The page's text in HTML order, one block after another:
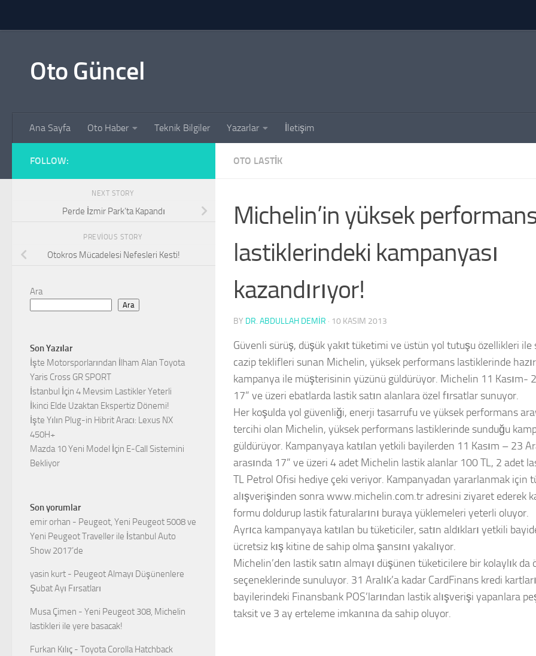
Oto Güncel
Ana Sayfa Oto Haber Teknik Bilgiler Yazarlar İletişim
OTO LASTIK
Michelin’in yüksek
lastiklerindeki kampanyası
kazandırıyor!
BY DR. ABDULLAH DEMİR · 10 KASIM 2013
Güvenli sürüş, düşük yakıt tüketimi ve üstün yol tutuşu özellikleri ile
cazip teklifleri sunan Michelin, yüksek performans lastiklerinde
kampanya ile müşterisinin yüzünü güldürüyor. Michelin 11 Kasım-
17” ve üzeri ebatlarda lastik satın alanlara özel fırsatlar sunuyor.
Her koşulda yol güvenliği, enerji tasarrufu ve yüksek performans
tercihi olan Michelin, yüksek performans lastiklerinde sunduğu
güldürüyor. Kampanyaya katılan yetkili bayilerden 11 Kasım – 23
arasında 17” ve üzeri 4 adet Michelin lastik alanlar 100 TL, 2 adet
TL Petrol Ofisi hediye çeki veriyor. Kampanyadan yararlanmak için
alışverişinden sonra www.michelin.com.tr adresini ziyaret ederek
formu doldurup lastik faturalarını buraya yüklemeleri yeterli oluyor.
Ayrıca kampanyaya katılan bu tüketiciler, satın aldıkları yetkili
ücretsiz kış kitine de sahip olma şansını yakalıyor.
Michelin’den lastik satın almayı düşünen tüketicilere bir kolaylık da
seçeneklerinde sunuluyor. 31 Aralık’a kadar CardFinans kredi
bayilerindeki Finansbank POS’larından lastik alışverişi yapanlara
taksit ve 3 ay erteleme imkanına da sahip oluyor.
FOLLOW:
NEXT STORY
Perde İzmir Park’ta Kapandı
PREVIOUS STORY
Otokros Mücadelesi Nefesleri Kesti!
Ara
Ara
Son Yazılar
İşte Motorsporlarından İlham Alan Toyota
Yaris Cross GR SPORT
İstanbul İçin 4 Mevsim Lastikler Yeterli
İkinci Elde Uzaktan Ekspertiz Dönemi!
İşte Yılın Plug-in Hibrit Aracı: Lexus NX
450H+
Mazda 10 Yeni Model İçin E-Call Sistemini
Bekliyor
Son yorumlar
emir orhan - Peugeot, Yeni Peugeot 5008 ve
Yeni Peugeot Traveller ile İstanbul Auto
Show 2017’de
yasin kurt - Peugeot Almayı Düşünenlere
Şubat Ayı Fırsatları
Musa Çimen - Yeni Peugeot 308, Michelin
lastikleri ile yere basacak!
Furkan Kılıç - Toyota Corolla Hatchback